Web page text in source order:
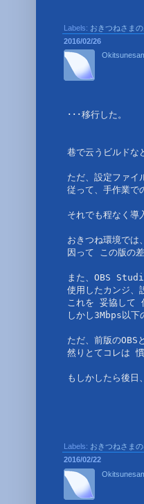
Labels: おきつねさま
2016/02/26
･･･移行した。
巷で云うビルドな
ただ、設定ファ
従って、手作業で
それでも程なく導
おきつね環境で
因って この版の
また、OBS
使用したカンジ、
これを 妥協して
しかし3Mbps以下
ただ、前版の
然りとてコレは
Labels: おきつねさまの
2016/02/22